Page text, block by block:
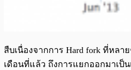
สืบเนื่องจากการ Hard fork ที่หลา
เดือนที่แล้ว ถึงการแยกออกมาเป็